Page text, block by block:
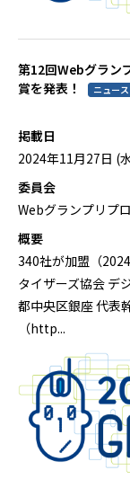
第12回Webグラン
賞を発表！
ニュー
掲載日
2024年11月27日 (
委員会
Webグランプリプ
概要
340社が加盟（
タイザーズ協会 デ
都中央区銀座 代表
（http...